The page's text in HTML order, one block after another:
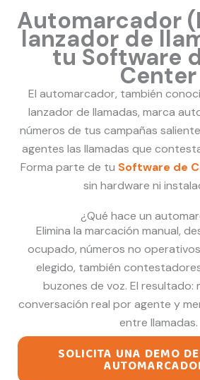
Automarcador
lanzador de
tu Software
Center
El automarcador, también
lanzador de llamadas, marca
números de tus campañas
agentes las llamadas que
Forma parte de tu Software de
sin hardware ni
¿Qué hace un
Elimina la marcación manual,
ocupado, números no
elegido, también
buzones de voz. El resultado:
conversación real por agente y
entre llamadas.
SOLICITA UNA DEMO